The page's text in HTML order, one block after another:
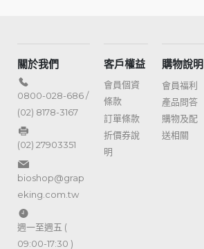
關於我們
0800-028-686 /
(02) 8178-3167
(02) 27903351
bioshop@grap
eking.com.tw
週一至週五 (
09:00-17:30 )
客戶權益
會員個資
條款
訂單條款
折價券說
明
購物說明
會員福利
產品問答
購物及配
送相關